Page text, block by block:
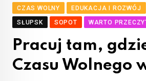
CZAS WOLNY EDUKACJA I ROZWÓJ
SŁUPSK
SOPOT WARTO
Pracuj tam,
Czasu Wolnego